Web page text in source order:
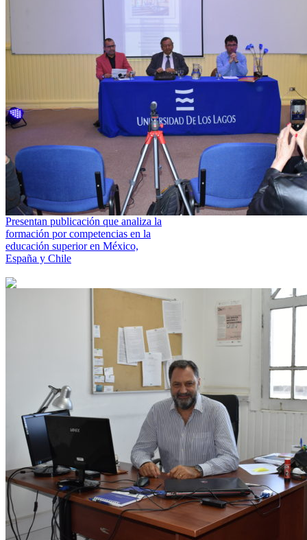
Presentan publicación que analiza la
formación por competencias en la
educación superior en México,
España y Chile